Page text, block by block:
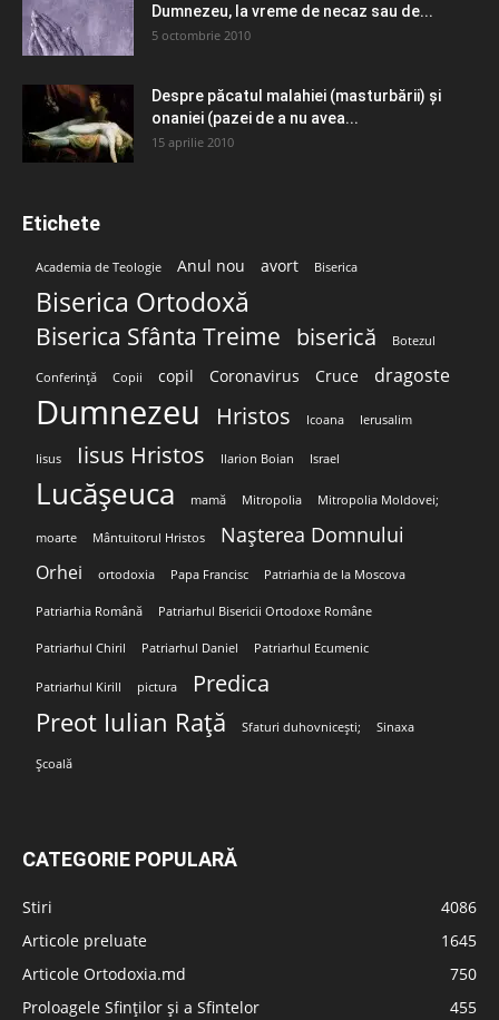
Dumnezeu, la vreme de necaz sau de...
5 octombrie 2010
Despre păcatul malahiei (masturbării) şi
onaniei (pazei de a nu avea...
15 aprilie 2010
Etichete
Academia de Teologie Anul nou avort Biserica
Biserica Ortodoxă
Biserica Sfânta Treime biserică Botezul
Conferință Copii copil Coronavirus Cruce dragoste
Dumnezeu Hristos Icoana Ierusalim
Iisus Iisus Hristos Ilarion Boian Israel
Lucășeuca mamă Mitropolia Mitropolia Moldovei;
moarte Mântuitorul Hristos Nașterea Domnului
Orhei ortodoxia Papa Francisc Patriarhia de la Moscova
Patriarhia Română Patriarhul Bisericii Ortodoxe Române
Patriarhul Chiril Patriarhul Daniel Patriarhul Ecumenic
Patriarhul Kirill pictura Predica
Preot Iulian Rață Sfaturi duhovnicești; Sinaxa
Școală
CATEGORIE POPULARĂ
Stiri
4086
Articole preluate
1645
Articole Ortodoxia.md
750
Proloagele Sfinților și a Sfintelor
455